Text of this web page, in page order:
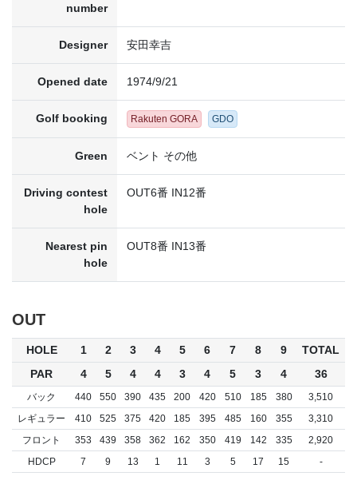
number
Designer 安田幸吉
Opened date 1974/9/21
Golf booking Rakuten GORA GDO
Green ベント その他
Driving contest
hole
OUT6番 IN12番
Nearest pin
hole
OUT8番 IN13番
OUT
HOLE 1 2 3 4 5 6 7 8 9
TOTAL
PAR
4 5 4 4 3 4 5 3 4 36
バック 440 550 390 435 200 420 510 185 380
3,510
レギュラー
410 525 375 420 185 395 485 160 355
3,310
フロント
353 439 358 362 162 350 419 142 335
2,920
HDCP
7 9 13 1 11 3 5 17 15 -